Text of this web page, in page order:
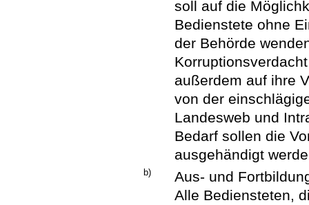
soll auf die
Bedienstete ohne
der Behörde
außerdem auf ihre
von der
Landesweb und
Bedarf sollen die
ausgehändigt
b)
Aus- und
Alle Bediensteten,